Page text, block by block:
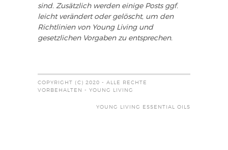
sind. Zusätzlich werden einige Posts ggf.
leicht verändert oder gelöscht, um den
Richtlinien von Young Living und
gesetzlichen Vorgaben zu entsprechen.
COPYRIGHT (C) 2020 - ALLE RECHTE
VORBEHALTEN - YOUNG LIVING
YOUNG LIVING ESSENTIAL OILS